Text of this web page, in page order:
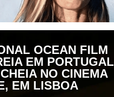
OCEAN FILM
EM PORTUGAL
NO CINEMA
EM LISBOA